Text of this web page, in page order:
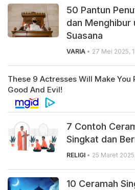
50 Pantun
dan Menghibur
Suasana
VARIA • 27 Mei 2025,
7 Contoh
Singkat dan
RELIGI • 25 Maret
10 Ceramah